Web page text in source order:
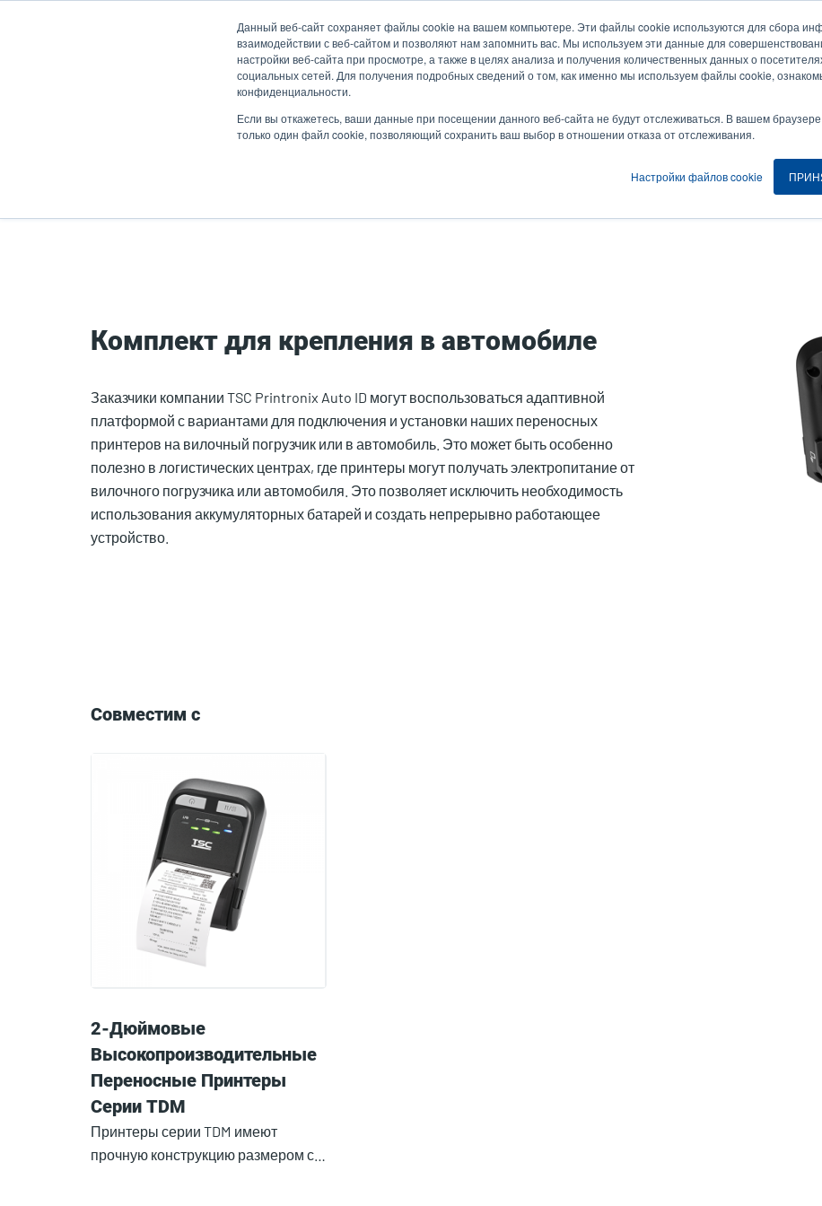
Данный веб-сайт сохраняет файлы cookie на вашем компьютере. Эти файлы cookie используются для сбора
взаимодействии с веб-сайтом и позволяют нам запомнить вас. Мы используем эти данные для
настройки веб-сайта при просмотре, а также в целях анализа и получения количественных данных о
социальных сетей. Для получения подробных сведений о том, как именно мы используем файлы cookie,
конфиденциальности.
Если вы откажетесь, ваши данные при посещении данного веб-сайта не будут отслеживаться. В вашем браузере
только один файл cookie, позволяющий сохранить ваш выбор в отношении отказа от отслеживания.
Настройки файлов cookie
User
account
menu
Новости и события Компания Войти /
Продукты
Комплект для крепления в автомобиле
Заказчики компании TSC Printronix Auto ID могут воспользоваться адаптивной
платформой с вариантами для подключения и установки наших переносных
принтеров на вилочный погрузчик или в автомобиль. Это может быть особенно
полезно в логистических центрах, где принтеры могут получать электропитание от
вилочного погрузчика или автомобиля. Это позволяет исключить необходимость
использования аккумуляторных батарей и создать непрерывно работающее
устройство.
Совместим с
2-Дюймовые
Высокопроизводительные
Переносные Принтеры
Серии TDM
Принтеры серии TDM имеют
прочную конструкцию размером с…